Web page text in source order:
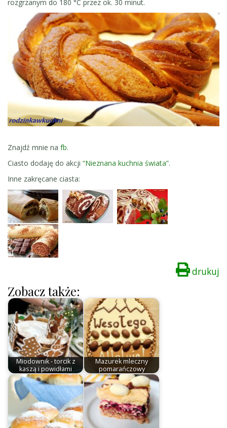
rozgrzanym do 180 °C przez ok. 30 minut.
Znajdź mnie na fb.
Ciasto dodaję do akcji “Nieznana kuchnia świata”.
Inne zakręcane ciasta:
drukuj
Zobacz także:
Miodownik - torcik z
kaszą i powidłami
Mazurek mleczny
pomarańczowy